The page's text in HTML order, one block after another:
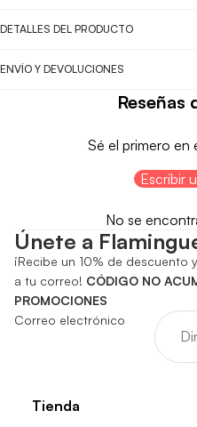
DETALLES DEL PRODUCTO
ENVÍO Y DEVOLUCIONES
Reseñas
Sé el primero en
Escribir
No se
Únete a
¡Recibe un 10% de descuento
a tu correo! CÓDIGO NO
PROMOCIONES
Correo electrónico
Tienda